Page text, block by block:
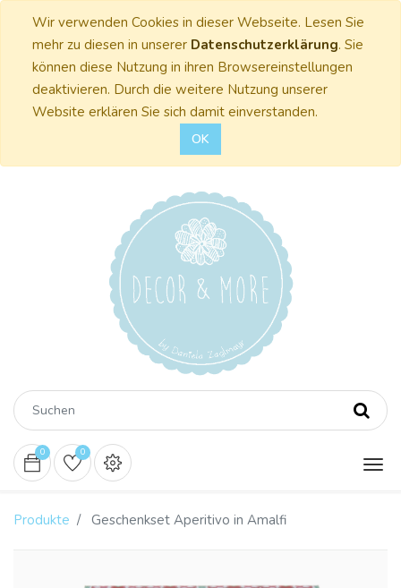
Wir verwenden Cookies in dieser Webseite. Lesen Sie
mehr zu diesen in unserer Datenschutzerklärung. Sie
können diese Nutzung in ihren Browsereinstellungen
deaktivieren. Durch die weitere Nutzung unserer
Website erklären Sie sich damit einverstanden.
OK
0 0
Produkte Geschenkset Aperitivo in Amalfi